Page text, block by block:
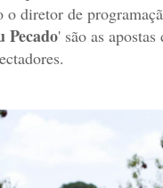
o diretor de
Pecado' são as